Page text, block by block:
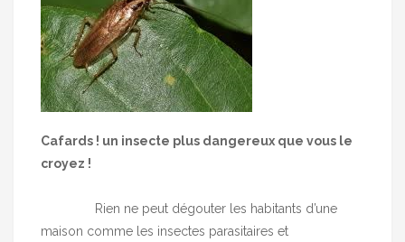
Cafards ! un insecte plus dangereux que vous le
croyez !
Rien ne peut dégouter les habitants d’une
maison comme les insectes parasitaires et